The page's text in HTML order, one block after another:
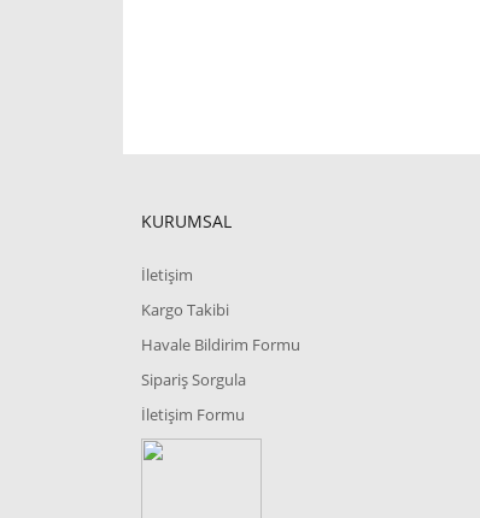
KURUMSAL
İletişim
Kargo Takibi
Havale Bildirim Formu
Sipariş Sorgula
İletişim Formu